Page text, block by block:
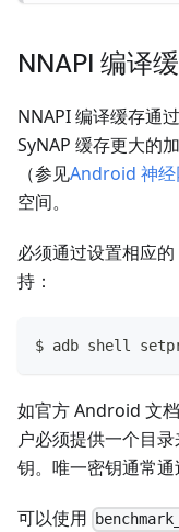
NNAPI 编译
NNAPI 编译缓存通
SyNAP 缓存更大的
（参见Android 神经
空间。
必须通过设置相应
持：
$ adb shell
如官方 Android 文
户必须提供一个目
钥。唯一密钥通常通
可以使用